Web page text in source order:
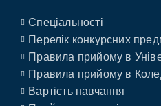
Спеціальності
Перелік конкурсних
Правила прийому в
Правила прийому в
Вартість навчання